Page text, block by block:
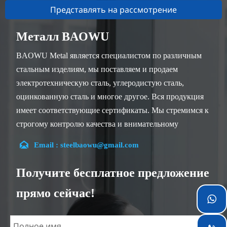
Представлять на рассмотрение
Металл BAOWU
BAOWU Metal является специалистом по различным
стальным изделиям, мы поставляем и продаем
электротехническую сталь, углеродистую сталь,
оцинкованную сталь и многое другое. Вся продукция
имеет соответствующие сертификаты. Мы стремимся к
строгому контролю качества и внимательному
всегда готовы обсудить ваши требования и обеспечить
Наша компания расположена в городе Уси, провинция
Цзянсу, который является крупнейшим центром
обработки стали в Китае. Наши команды
специализируются в отрасли более 14 лет с богатым
 Email : steelbaowu@gmail.com
Получите бесплатное предложение
прямо сейчас!
